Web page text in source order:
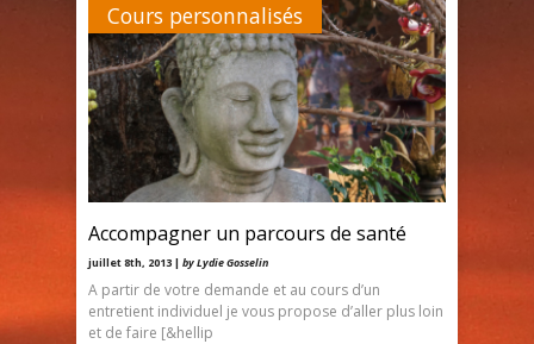
Cours personnalisés
Accompagner un parcours de santé
juillet 8th, 2013 | by Lydie Gosselin
A partir de votre demande et au cours d’un
entretient individuel je vous propose d’aller plus loin
et de faire [&hellip